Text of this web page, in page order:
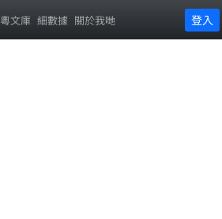
粵文庫 細數據 關於我哋 登入